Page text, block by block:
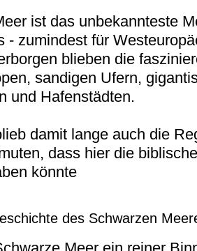
ist das unbekannteste
- zumindest für
blieben die
sandigen Ufern,
und Hafenstädten.
damit lange auch die
dass hier die
könnte
des Schwarzen